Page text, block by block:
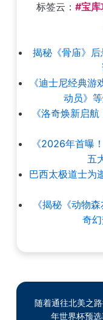
标签云： #宝库
揭秘《骨庙》
《迪士尼经典
动员》
《洛奇焕新启
《2026年首曝
五
巴西太极道士为
《揭秘《动物
奇
随着通往北美之
年世界杯预选